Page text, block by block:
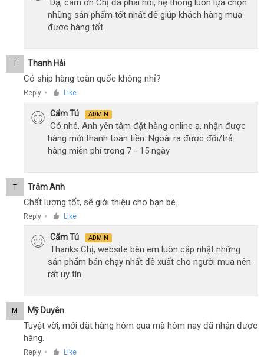
Dạ, cảm ơn Chị đã phải hồi, hệ thống luôn lựa chọn
những sản phẩm tốt nhất để giúp khách hàng mua
được hàng tốt.
T Thanh Hải
Có ship hàng toàn quốc không nhỉ?
Reply ● Like
Cẩm Tú ADMIN
Có nhé, Anh yên tâm đặt hàng online ạ, nhận được
hàng mới thanh toán tiền. Ngoài ra được đổi/trả
hàng miễn phí trong 7 - 15 ngày
T Trâm Anh
Chất lượng tốt, sẽ giới thiệu cho bạn bè.
Reply ● Like
Cẩm Tú ADMIN
Thanks Chị, website bên em luôn cập nhật những
sản phẩm bán chạy nhất đề xuất cho người mua nên
rất uy tín.
M Mỹ Duyên
Tuyệt vời, mới đặt hàng hôm qua mà hôm nay đã nhận được
hàng.
Reply ● Like